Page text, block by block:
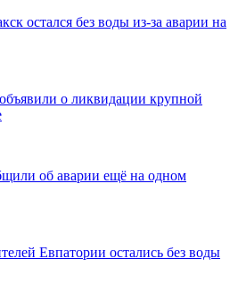
остался без воды из-за аварии на
о ликвидации крупной
об аварии ещё на одном
Евпатории остались без воды